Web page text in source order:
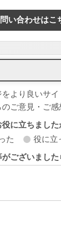
い合わせはこ
より良いサ
ご意見・ご
に立ちました
た
役に立
ございまし